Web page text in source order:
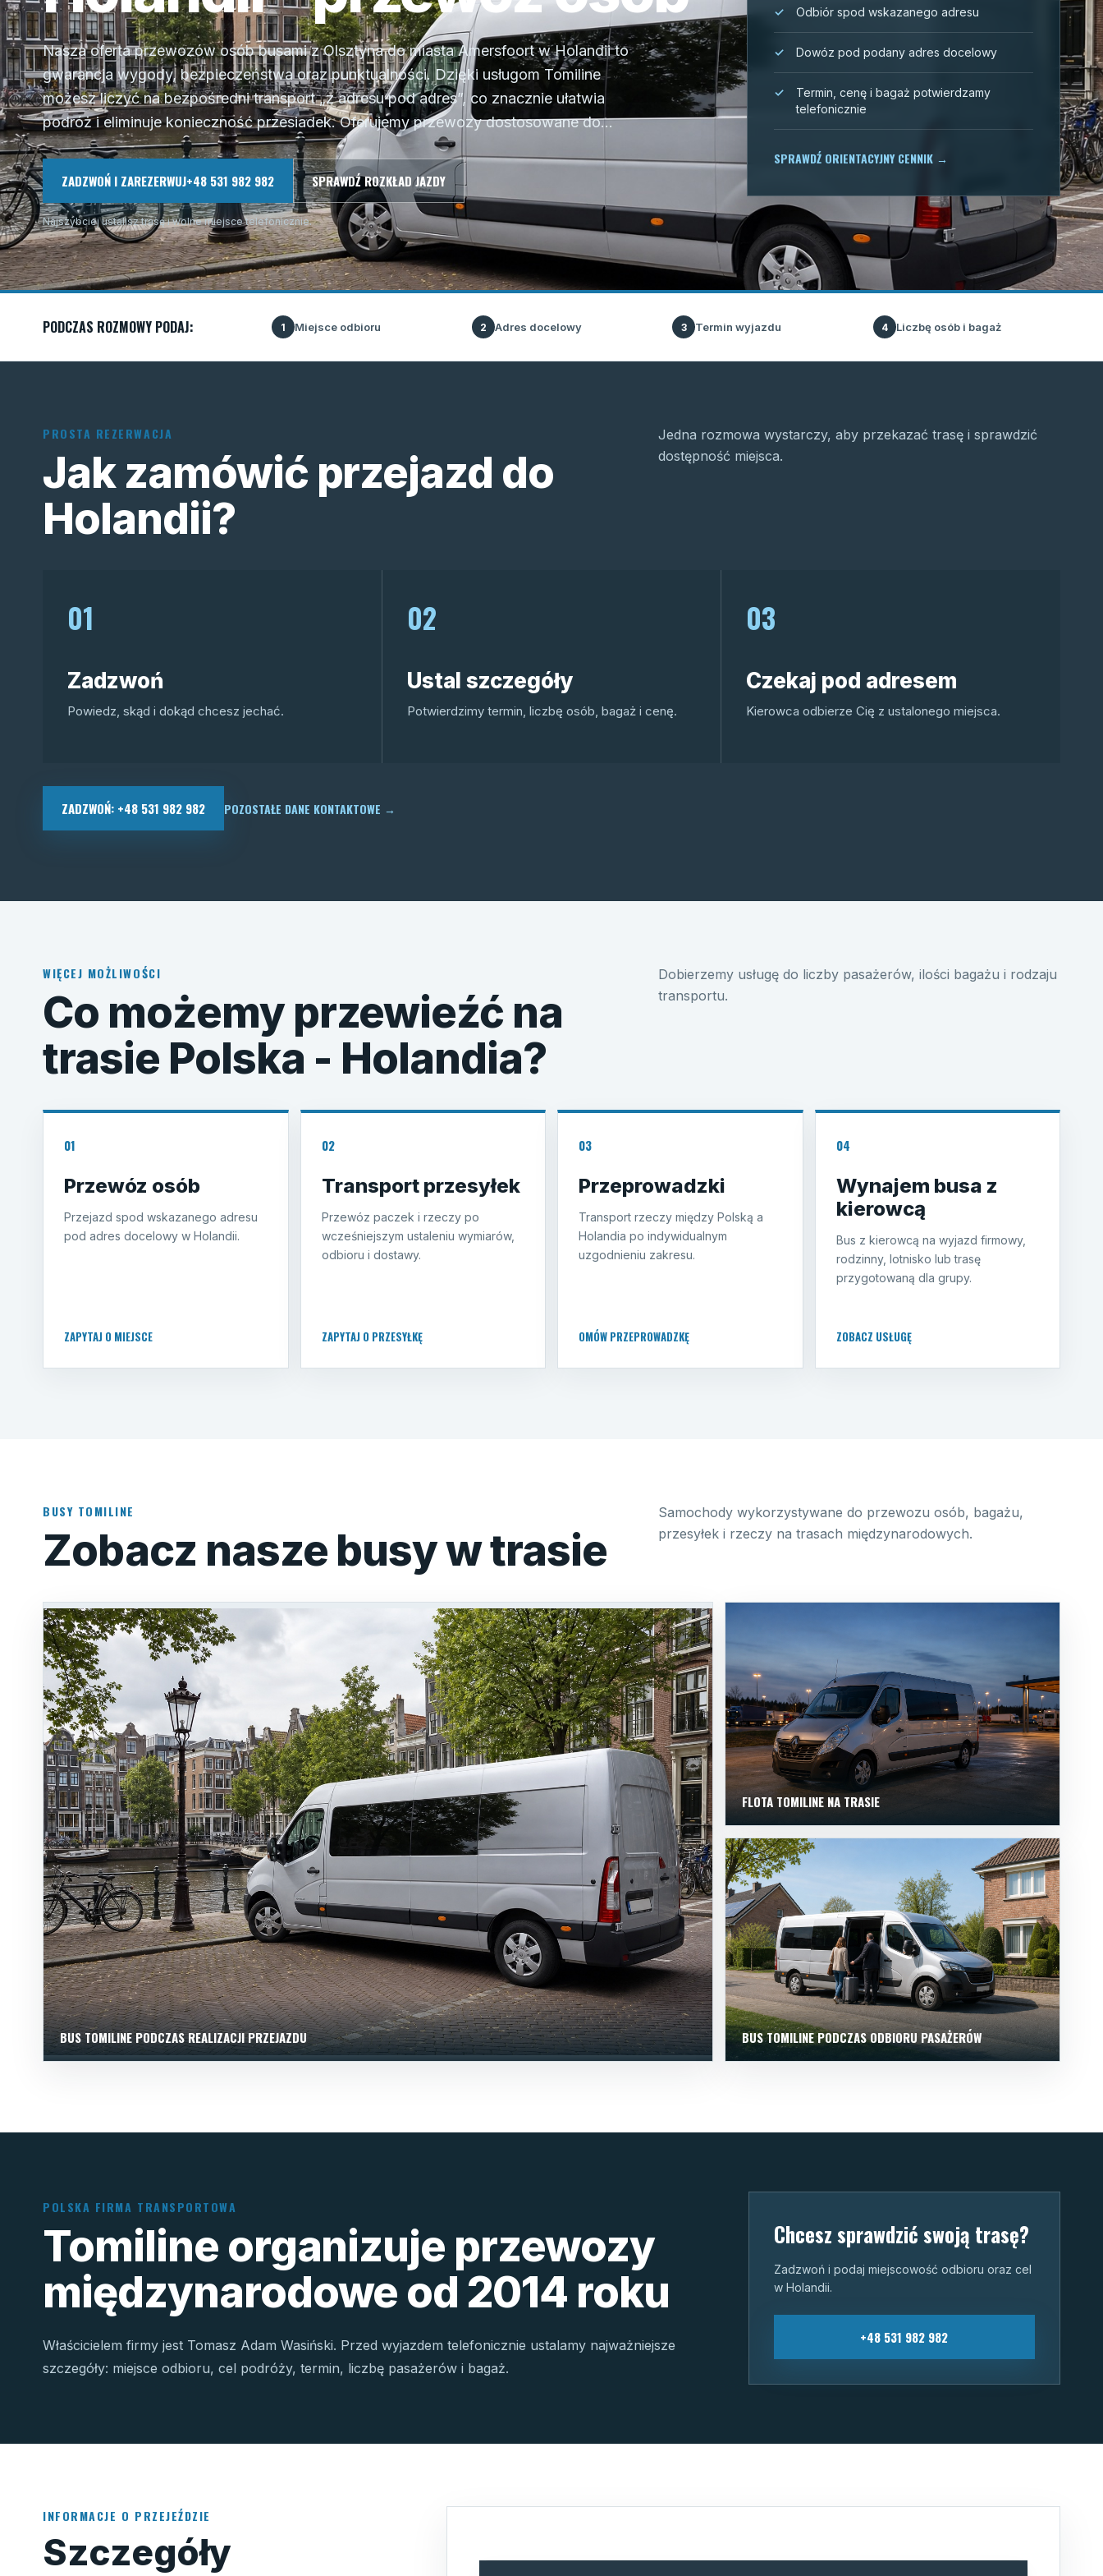
Nasza oferta przewozów osób busami z Olsztyna do miasta Amersfoort w Holandii to
gwarancja wygody, bezpieczeństwa oraz punktualności. Dzięki usługom Tomiline
możesz liczyć na bezpośredni transport „z adresu pod adres”, co znacznie ułatwia
podróż i eliminuje konieczność przesiadek. Oferujemy przewozy dostosowane do...
ZADZWOŃ I ZAREZERWUJ+48 531 982 982 SPRAWDŹ ROZKŁAD JAZDY
Najszybciej ustalisz trasę i wolne miejsce telefonicznie.
Odbiór spod wskazanego adresu
Dowóz pod podany adres docelowy
Termin, cenę i bagaż potwierdzamy
telefonicznie
SPRAWDŹ ORIENTACYJNY CENNIK →
PODCZAS ROZMOWY PODAJ: 1 Miejsce odbioru 2 Adres docelowy 3 Termin wyjazdu 4 Liczbę osób i bagaż
PROSTA REZERWACJA
Jak zamówić przejazd do
Holandii?
Jedna rozmowa wystarczy, aby przekazać trasę i sprawdzić
dostępność miejsca.
01
Zadzwoń
Powiedz, skąd i dokąd chcesz jechać.
02
Ustal szczegóły
Potwierdzimy termin, liczbę osób, bagaż i cenę.
03
Czekaj pod adresem
Kierowca odbierze Cię z ustalonego miejsca.
ZADZWOŃ: +48 531 982 982 POZOSTAŁE DANE KONTAKTOWE →
WIĘCEJ MOŻLIWOŚCI
Co możemy przewieźć na
trasie Polska - Holandia?
Dobierzemy usługę do liczby pasażerów, ilości bagażu i rodzaju
transportu.
01
Przewóz osób
Przejazd spod wskazanego adresu
pod adres docelowy w Holandii.
ZAPYTAJ O MIEJSCE
02
Transport przesyłek
Przewóz paczek i rzeczy po
wcześniejszym ustaleniu wymiarów,
odbioru i dostawy.
ZAPYTAJ O PRZESYŁKĘ
03
Przeprowadzki
Transport rzeczy między Polską a
Holandia po indywidualnym
uzgodnieniu zakresu.
OMÓW PRZEPROWADZKĘ
04
Wynajem busa z
kierowcą
Bus z kierowcą na wyjazd firmowy,
rodzinny, lotnisko lub trasę
przygotowaną dla grupy.
ZOBACZ USŁUGĘ
BUSY TOMILINE
Zobacz nasze busy w trasie
Samochody wykorzystywane do przewozu osób, bagażu,
przesyłek i rzeczy na trasach międzynarodowych.
BUS TOMILINE PODCZAS REALIZACJI PRZEJAZDU
FLOTA TOMILINE NA TRASIE
BUS TOMILINE PODCZAS ODBIORU PASAŻERÓW
POLSKA FIRMA TRANSPORTOWA
Tomiline organizuje przewozy
międzynarodowe od 2014 roku
Właścicielem firmy jest Tomasz Adam Wasiński. Przed wyjazdem telefonicznie ustalamy najważniejsze
szczegóły: miejsce odbioru, cel podróży, termin, liczbę pasażerów i bagaż.
Chcesz sprawdzić swoją trasę?
Zadzwoń i podaj miejscowość odbioru oraz cel
w Holandii.
+48 531 982 982
INFORMACJE O PRZEJEŹDZIE
Szczegóły